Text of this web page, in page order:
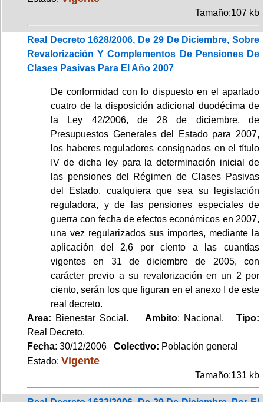
Tamaño:107 kb
Real Decreto 1628/2006, De 29 De Diciembre, Sobre
Revalorización Y Complementos De Pensiones De
Clases Pasivas Para El Año 2007
De conformidad con lo dispuesto en el apartado
cuatro de la disposición adicional duodécima de
la Ley 42/2006, de 28 de diciembre, de
Presupuestos Generales del Estado para 2007,
los haberes reguladores consignados en el título
IV de dicha ley para la determinación inicial de
las pensiones del Régimen de Clases Pasivas
del Estado, cualquiera que sea su legislación
reguladora, y de las pensiones especiales de
guerra con fecha de efectos económicos en 2007,
una vez regularizados sus importes, mediante la
aplicación del 2,6 por ciento a las cuantías
vigentes en 31 de diciembre de 2005, con
carácter previo a su revalorización en un 2 por
ciento, serán los que figuran en el anexo I de este
real decreto.
Area: Bienestar Social. Ambito: Nacional. Tipo:
Real Decreto.
Fecha: 30/12/2006 Colectivo: Población general
Estado: Vigente
Tamaño:131 kb